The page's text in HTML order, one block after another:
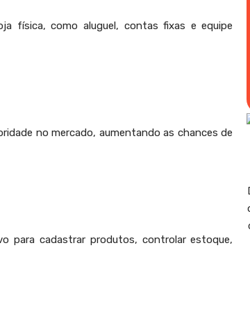
física, como aluguel, contas fixas e equipe
no mercado, aumentando as chances de
para cadastrar produtos, controlar estoque,